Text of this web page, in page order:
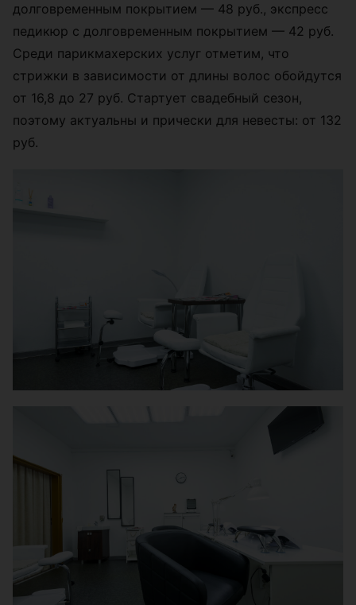
долговременным покрытием — 48 руб., экспресс
педикюр с долговременным покрытием — 42 руб.
Среди парикмахерских услуг отметим, что
стрижки в зависимости от длины волос обойдутся
от 16,8 до 27 руб. Стартует свадебный сезон,
поэтому актуальны и прически для невесты: от 132
руб.